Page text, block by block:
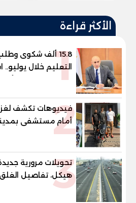
الأكثر قراءة
115.8 ألف شكوى
التعليم خلال يوليو..
لشكاوى الطلاب
2
فيديوهات تكشف لغز
أمام مستشفى
3
تحويلات مرورية
هيكل، تفاصيل